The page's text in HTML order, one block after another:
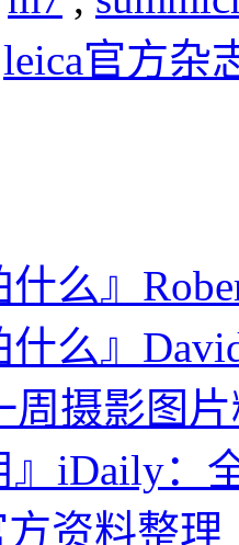
leica官方杂
什么』
什么』
周摄影图
』iDaily：
资料整理